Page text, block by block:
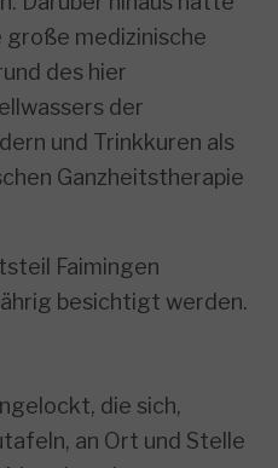
medizinische
des hier
der
und Trinkkuren als
Ganzheitstherapie
Faimingen
besichtigt werden.
die sich,
an Ort und Stelle